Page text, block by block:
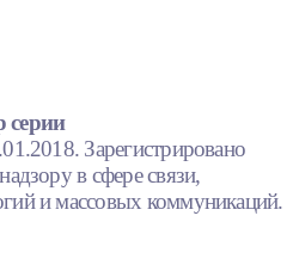
серии
Зарегистрировано
в сфере связи,
и массовых коммуникаций.